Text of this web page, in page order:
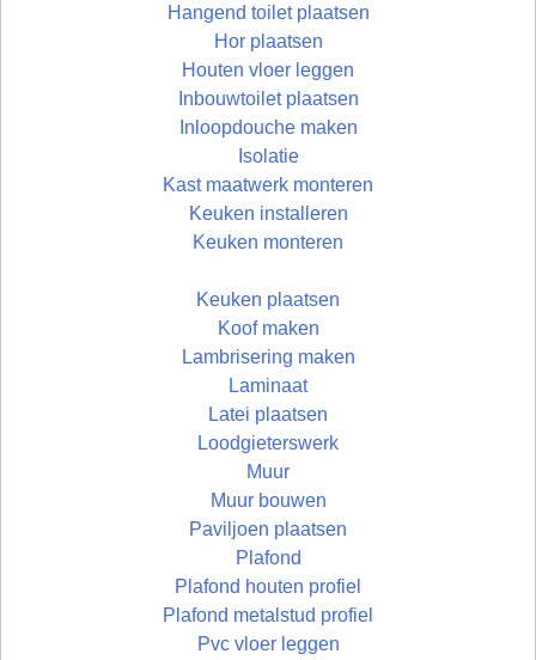
Hangend toilet plaatsen
Hor plaatsen
Houten vloer leggen
Inbouwtoilet plaatsen
Inloopdouche maken
Isolatie
Kast maatwerk monteren
Keuken installeren
Keuken monteren
Keuken plaatsen
Koof maken
Lambrisering maken
Laminaat
Latei plaatsen
Loodgieterswerk
Muur
Muur bouwen
Paviljoen plaatsen
Plafond
Plafond houten profiel
Plafond metalstud profiel
Pvc vloer leggen